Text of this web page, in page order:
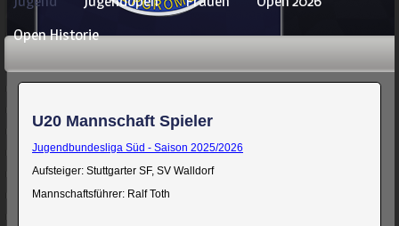
Open Historie
U20 Mannschaft Spieler
Jugendbundesliga Süd - Saison 2025/2026
Aufsteiger: Stuttgarter SF, SV Walldorf
Mannschaftsführer: Ralf Toth